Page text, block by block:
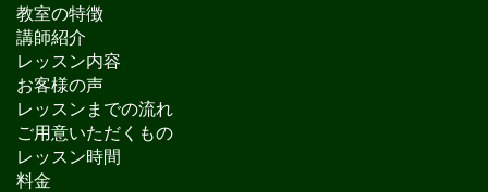
教室の特徴
講師紹介
レッスン内容
お客様の声
レッスンまでの流れ
ご用意いただくもの
レッスン時間
料金